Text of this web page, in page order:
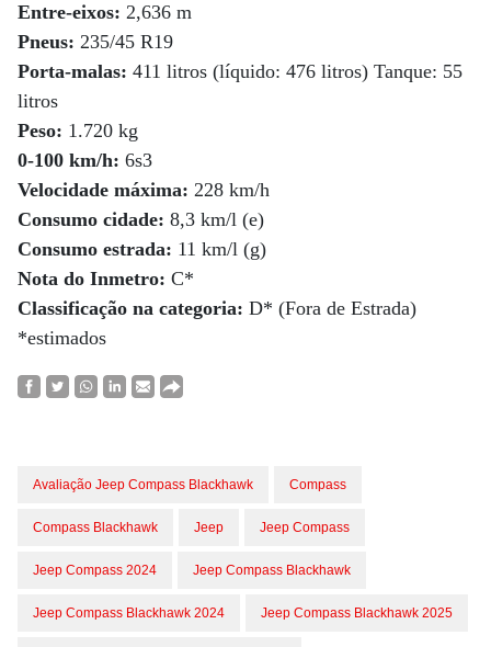
Entre-eixos: 2,636 m
Pneus: 235/45 R19
Porta-malas: 411 litros (líquido: 476 litros) Tanque: 55
litros
Peso: 1.720 kg
0-100 km/h: 6s3
Velocidade máxima: 228 km/h
Consumo cidade: 8,3 km/l (e)
Consumo estrada: 11 km/l (g)
Nota do Inmetro: C*
Classificação na categoria: D* (Fora de Estrada)
*estimados
Avaliação Jeep Compass Blackhawk Compass
Compass Blackhawk Jeep Jeep Compass
Jeep Compass 2024 Jeep Compass Blackhawk
Jeep Compass Blackhawk 2024 Jeep Compass Blackhawk 2025